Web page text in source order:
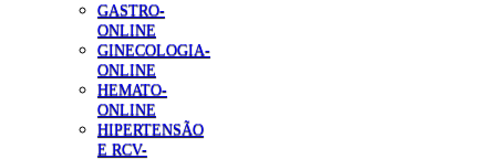
GASTRO-
ONLINE
GINECOLOGIA-
ONLINE
HEMATO-
ONLINE
HIPERTENSÃO
E RCV-